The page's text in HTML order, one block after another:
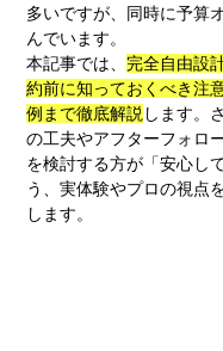
多いですが、同時に予算
んでいます。
本記事では、 完全自由設
約前に知っておくべき注
例まで徹底解説 します。
の工夫やアフターフォロ
を検討する方が「安心し
う、実体験やプロの視点
します。